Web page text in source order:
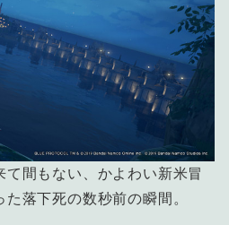
て間もない、かよわい新米冒
落下死の数秒前の瞬間。